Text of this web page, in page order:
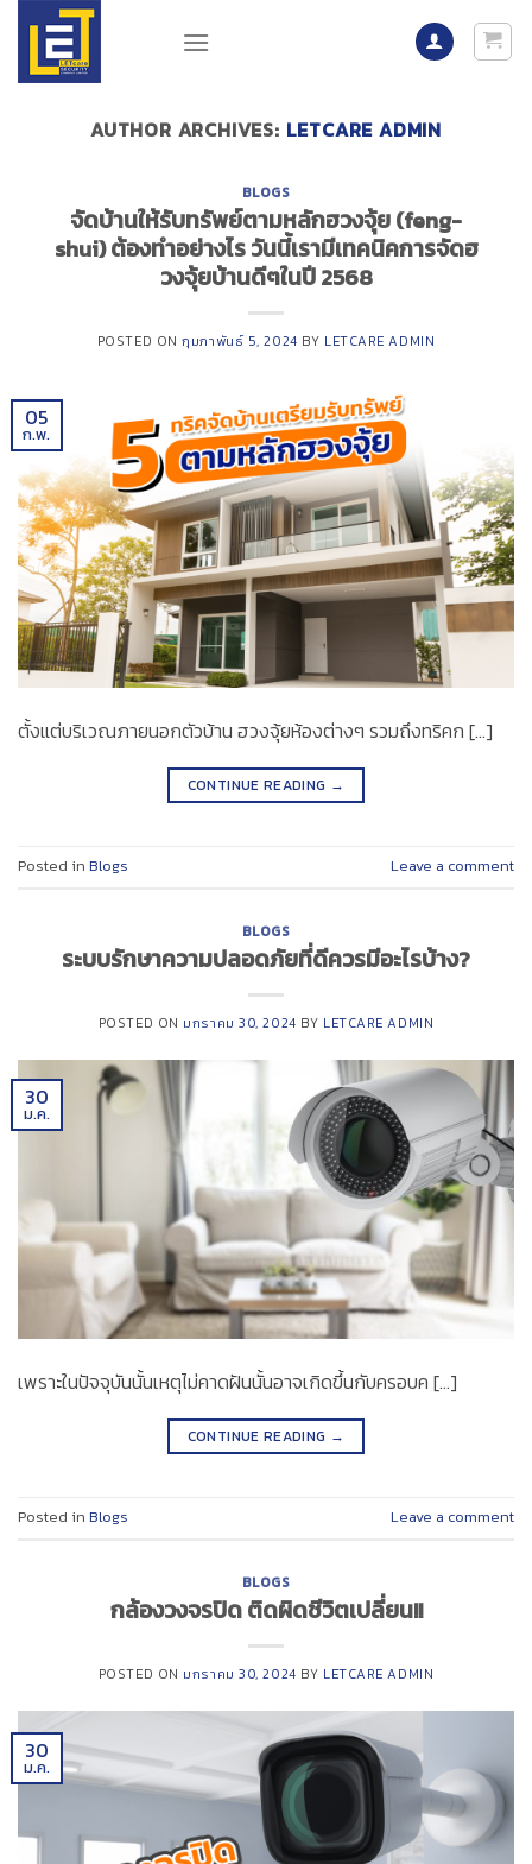
content
AUTHOR ARCHIVES: LETCARE ADMIN
BLOGS
จัดบ้านให้รับทรัพย์ตามหลักฮวงจุ้ย (feng-
shui) ต้องทำอย่างไร วันนี้เรามีเทคนิคการจัดฮ
วงจุ้ยบ้านดีๆในปี 2568
POSTED ONกุมภาพันธ์ 5, 2024 BY LETCARE ADMIN
05
ก.พ.
ตั้งแต่บริเวณภายนอกตัวบ้าน ฮวงจุ้ยห้องต่างๆ รวมถึงทริคก […]
CONTINUE READING →
Posted in Blogs Leave a comment
BLOGS
ระบบรักษาความปลอดภัยที่ดีควรมีอะไรบ้าง?
POSTED ON มกราคม 30, 2024 BY LETCARE ADMIN
30
ม.ค.
เพราะในปัจจุบันนั้นเหตุไม่คาดฝันนั้นอาจเกิดขึ้นกับครอบค […]
CONTINUE READING →
Posted in Blogs Leave a comment
BLOGS
กล้องวงจรปิด ติดผิดชีวิตเปลี่ยน!!
POSTED ON มกราคม 30, 2024 BY LETCARE ADMIN
30
ม.ค.